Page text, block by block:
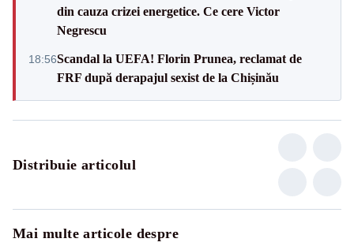
din cauza crizei energetice. Ce cere Victor
Negrescu
18:56Scandal la UEFA! Florin Prunea, reclamat de
FRF după derapajul sexist de la Chișinău
Distribuie articolul
Mai multe articole despre